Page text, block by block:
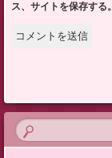
ス、サイトを保存する。